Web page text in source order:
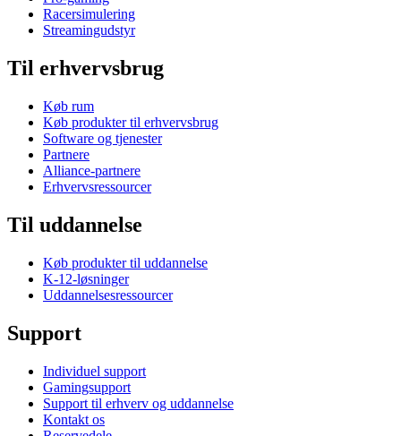
Racersimulering
Streamingudstyr
Til erhvervsbrug
Køb rum
Køb produkter til erhvervsbrug
Software og tjenester
Partnere
Alliance-partnere
Erhvervsressourcer
Til uddannelse
Køb produkter til uddannelse
K-12-løsninger
Uddannelsesressourcer
Support
Individuel support
Gamingsupport
Support til erhverv og uddannelse
Kontakt os